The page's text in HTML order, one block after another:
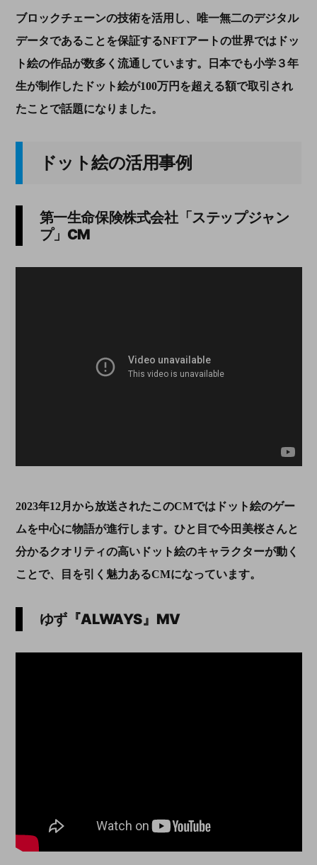
ブロックチェーンの技術を活用し、唯一無二のデジタル
データであることを保証するNFTアートの世界ではドッ
ト絵の作品が数多く流通しています。日本でも小学３年
生が制作したドット絵が100万円を超える額で取引され
たことで話題になりました。
ドット絵の活用事例
第一生命保険株式会社「ステップジャン
プ」 CM
2023年12月から放送されたこのCMではドット絵のゲー
ムを中心に物語が進行します。ひと目で今田美桜さんと
分かるクオリティの高いドット絵のキャラクターが動く
ことで、目を引く魅力あるCMになっています。
ゆず『ALWAYS』 MV